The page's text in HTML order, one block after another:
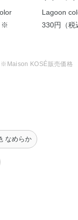
※
Lagoon
330円（
※Maison KOSÉ販売価格
なめらか